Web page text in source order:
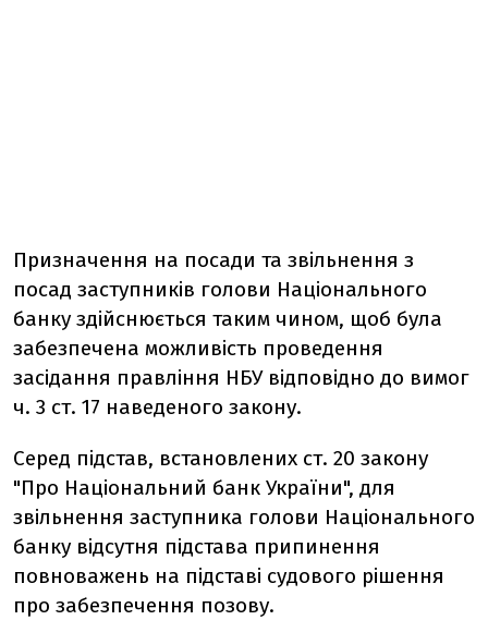
Призначення на посади та звільнення з
посад заступників голови Національного
банку здійснюється таким чином, щоб була
забезпечена можливість проведення
засідання правління НБУ відповідно до вимог
ч. 3 ст. 17 наведеного закону.
Серед підстав, встановлених ст. 20 закону
"Про Національний банк України", для
звільнення заступника голови Національного
банку відсутня підстава припинення
повноважень на підставі судового рішення
про забезпечення позову.